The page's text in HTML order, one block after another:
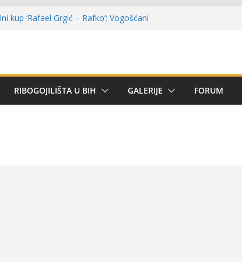
kup ‘Rafael Grgić – Rafko’: Vogošćani
ligi SRS BiH u disciplini ‘Lov šarana
RIBOGOJILIŠTA U BIH GALERIJE FORUM